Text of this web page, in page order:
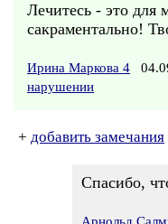
Лечитесь - это для
сакраментально!
Ирина Маркова 4
нарушении
+ добавить замечания
Спасибо,